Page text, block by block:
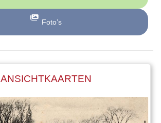
Foto’s
ANSICHTKAARTEN